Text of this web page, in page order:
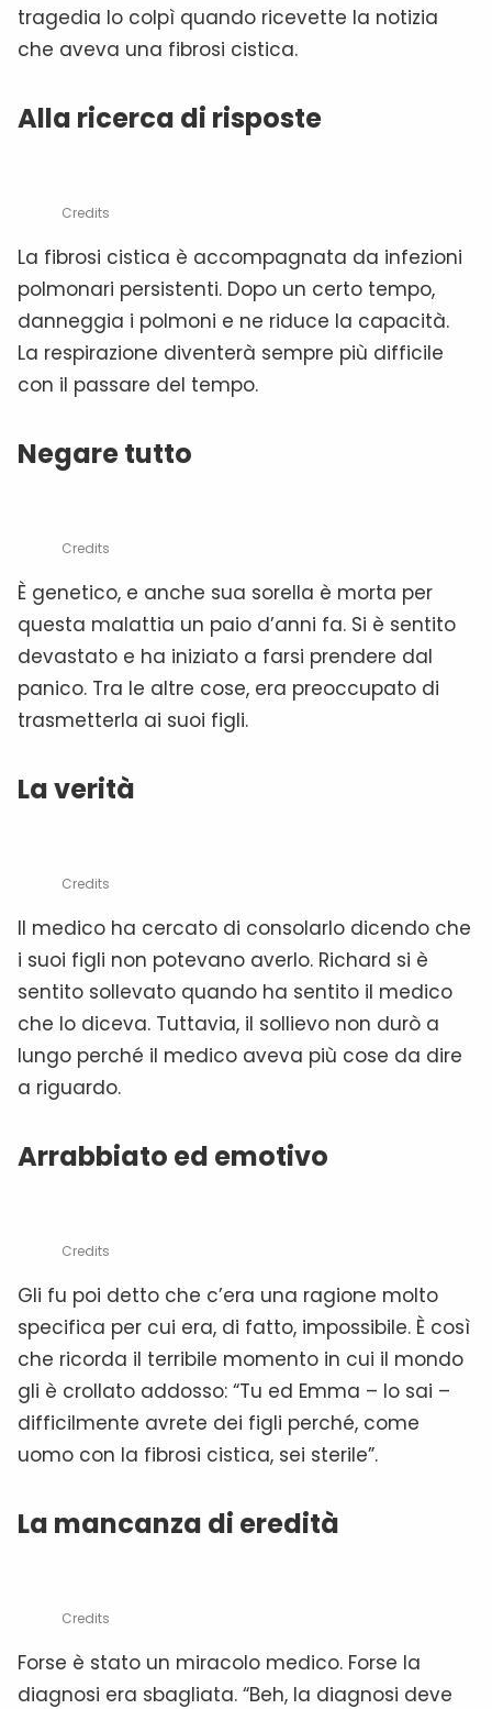
tragedia lo colpì quando ricevette la notizia
che aveva una fibrosi cistica.
Alla ricerca di risposte
Credits
La fibrosi cistica è accompagnata da infezioni
polmonari persistenti. Dopo un certo tempo,
danneggia i polmoni e ne riduce la capacità.
La respirazione diventerà sempre più difficile
con il passare del tempo.
Negare tutto
Credits
È genetico, e anche sua sorella è morta per
questa malattia un paio d’anni fa. Si è sentito
devastato e ha iniziato a farsi prendere dal
panico. Tra le altre cose, era preoccupato di
trasmetterla ai suoi figli.
La verità
Credits
Il medico ha cercato di consolarlo dicendo che
i suoi figli non potevano averlo. Richard si è
sentito sollevato quando ha sentito il medico
che lo diceva. Tuttavia, il sollievo non durò a
lungo perché il medico aveva più cose da dire
a riguardo.
Arrabbiato ed emotivo
Credits
Gli fu poi detto che c’era una ragione molto
specifica per cui era, di fatto, impossibile. È così
che ricorda il terribile momento in cui il mondo
gli è crollato addosso: “Tu ed Emma – lo sai –
difficilmente avrete dei figli perché, come
uomo con la fibrosi cistica, sei sterile”.
La mancanza di eredità
Credits
Forse è stato un miracolo medico. Forse la
diagnosi era sbagliata. “Beh, la diagnosi deve